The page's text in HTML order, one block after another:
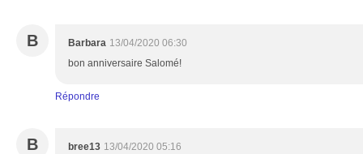
B Barbara 13/04/2020 06:30
bon anniversaire Salomé!
Répondre
B bree13 13/04/2020 05:16